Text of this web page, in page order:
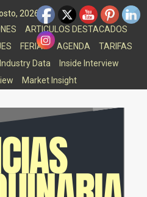
2026
ARTICULOS DESTACADOS
FERIAS AGENDA
TARIFAS
Industry Data
Inside Interview
Market Insight